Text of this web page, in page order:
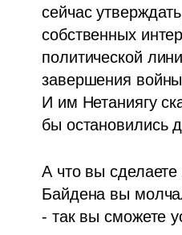
сейчас
собственных
политической
завершения
И им Нетаниягу
бы остановились
А что вы
Байдена вы
- так вы сможете